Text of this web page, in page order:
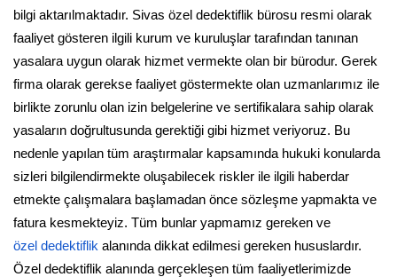
bilgi aktarılmaktadır. Sivas özel dedektiflik bürosu resmi olarak
faaliyet gösteren ilgili kurum ve kuruluşlar tarafından tanınan
yasalara uygun olarak hizmet vermekte olan bir bürodur. Gerek
firma olarak gerekse faaliyet göstermekte olan uzmanlarımız ile
birlikte zorunlu olan izin belgelerine ve sertifikalara sahip olarak
yasaların doğrultusunda gerektiği gibi hizmet veriyoruz. Bu
nedenle yapılan tüm araştırmalar kapsamında hukuki konularda
sizleri bilgilendirmekte oluşabilecek riskler ile ilgili haberdar
etmekte çalışmalara başlamadan önce sözleşme yapmakta ve
fatura kesmekteyiz. Tüm bunlar yapmamız gereken ve
özel dedektiflik alanında dikkat edilmesi gereken hususlardır.
Özel dedektiflik alanında gerçekleşen tüm faaliyetlerimizde